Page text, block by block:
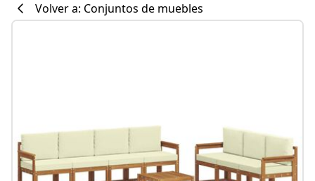
#sharemevidaxl
Volver a: Conjuntos de muebles